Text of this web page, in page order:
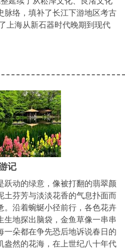
脉络，填补了长江下游地区考古
上海从新石器时代晚期到现代
记
跃动的绿意，像被打翻的翡翠颜
土芬芳与淡淡花香的气息扑面而
。沿着蜿蜒小径前行，各色花卉
生地探出脑袋，金鱼草像一串串
一朵都在争先恐后地诉说春日的
盎然的花海，在上世纪八十年代